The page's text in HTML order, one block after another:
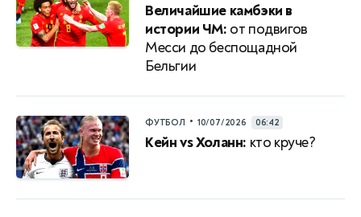
Величайшие камбэки в
истории ЧМ: от подвигов
Месси до беспощадной
Бельгии
ФУТБОЛ • 10/07/2026 06:42
Кейн vs Холанн: кто круче?